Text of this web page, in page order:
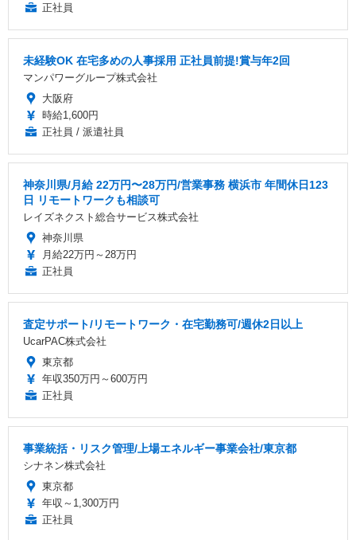
正社員
未経験OK 在宅多めの人事採用 正社員前提!賞与年2回
マンパワーグループ株式会社
大阪府
時給1,600円
正社員 / 派遣社員
神奈川県/月給 22万円〜28万円/営業事務 横浜市 年間休日123
日 リモートワークも相談可
レイズネクスト総合サービス株式会社
神奈川県
月給22万円～28万円
正社員
査定サポート/リモートワーク・在宅勤務可/週休2日以上
UcarPAC株式会社
東京都
年収350万円～600万円
正社員
事業統括・リスク管理/上場エネルギー事業会社/東京都
シナネン株式会社
東京都
年収～1,300万円
正社員